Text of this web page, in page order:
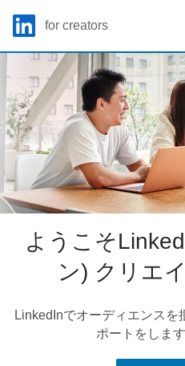
Skip to main content
LinkedIn Logo
for creators
ようこそLinkedIn (リンク
LinkedInでオーディエンス
るサポートをします
今すぐ始める
ようこそ
ン) クリエ
LinkedInでオーディエンス
ポートをしま